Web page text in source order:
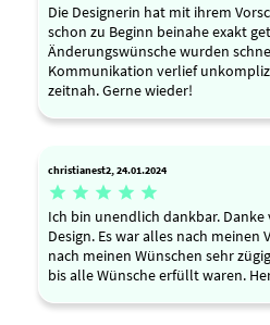
Die Designerin hat mit ihrem
schon zu Beginn beinahe exakt
Änderungswünsche wurden
Kommunikation verlief
zeitnah. Gerne wieder!
christianest2, 24.01.2024
    
Ich bin unendlich dankbar.
Design. Es war alles nach
nach meinen Wünschen sehr
bis alle Wünsche erfüllt waren.